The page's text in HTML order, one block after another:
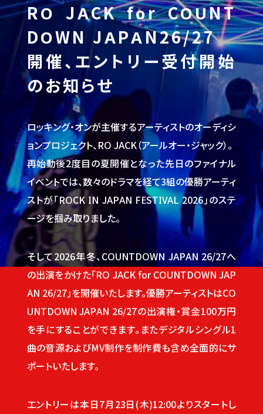
RO JACK for COUNT
DOWN JAPAN26/27
開催、エントリー受付開始
のお知らせ
ロッキング・オンが主催するアーティストのオーディシ
ョンプロジェクト、RO JACK（アールオー・ジャック）。
再始動後2度目の夏開催となった先日のファイナル
イベントでは、数々のドラマを経て3組の優勝アーティ
ストが「ROCK IN JAPAN FESTIVAL 2026」のステ
ージを掴み取りました。
そして2026年冬、COUNTDOWN JAPAN 26/27へ
の出演をかけた「RO JACK for COUNTDOWN JAP
AN 26/27」を開催いたします。優勝アーティストはCO
UNTDOWN JAPAN 26/27の出演権・賞金100万円
を手にすることができます。またデジタルシングル1
曲の音源およびMV制作を制作費も含め全面的にサ
ポートいたします。
エントリーは本日7月23日(木)12:00よりスタートし